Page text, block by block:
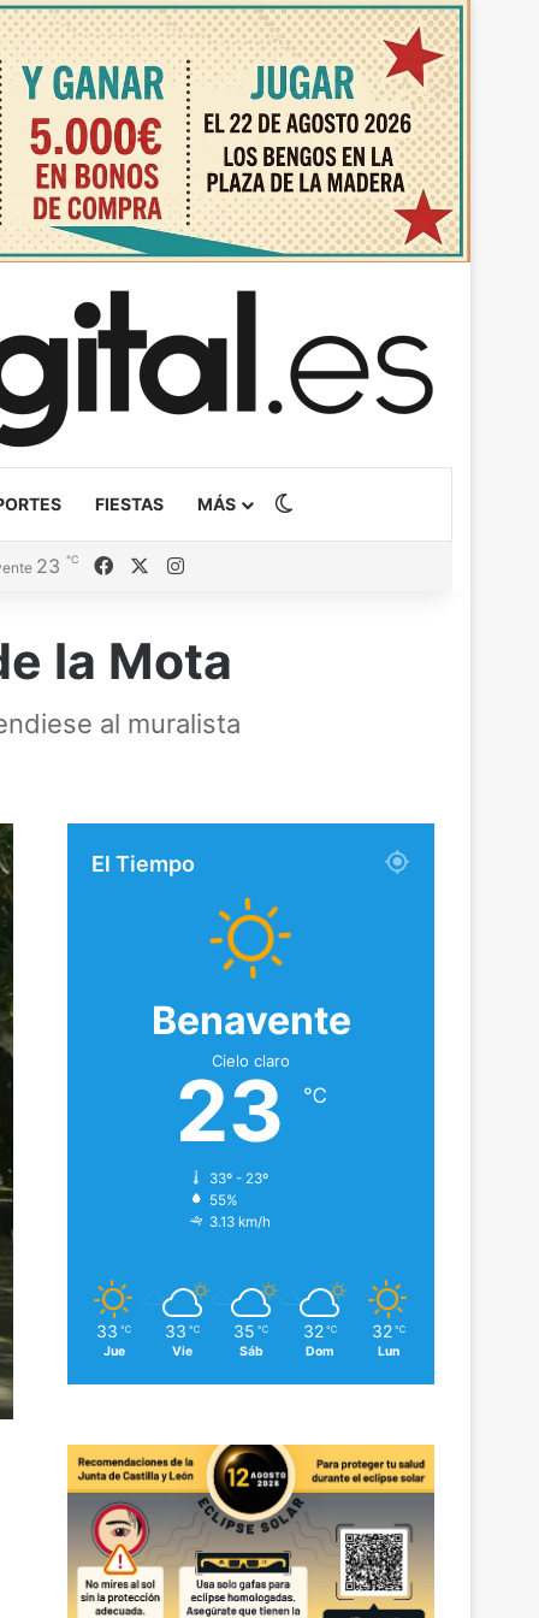
FIESTAS MÁS
23 ℃ FacebookInstagram
la Mota
al muralista
El Tiempo
Benavente
Cielo claro
23 ℃
33º - 23º
55%
3.13 km/h
33 ℃
Jue
33 ℃
Vie
35 ℃
Sáb
32 ℃
Dom
32 ℃
Lun